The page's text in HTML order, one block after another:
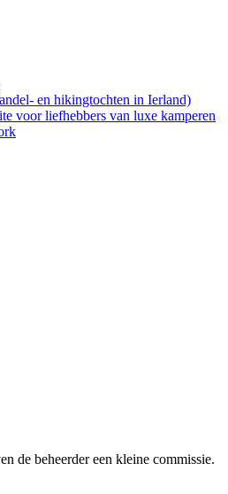
en hikingtochten in Ierland)
voor liefhebbers van luxe kamperen
de beheerder een kleine commissie.